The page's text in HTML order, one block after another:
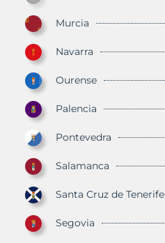
Murcia
Navarra
Ourense
Palencia
Pontevedra
Salamanca
Santa Cruz de Tenerife
Segovia